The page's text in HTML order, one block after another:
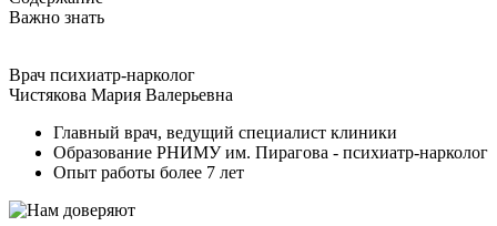
Важно знать
Врач психиатр-нарколог
Чистякова Мария Валерьевна
Главный врач, ведущий специалист клиники
Образование РНИМУ им. Пирагова - психиатр-нарколог
Опыт работы более 7 лет